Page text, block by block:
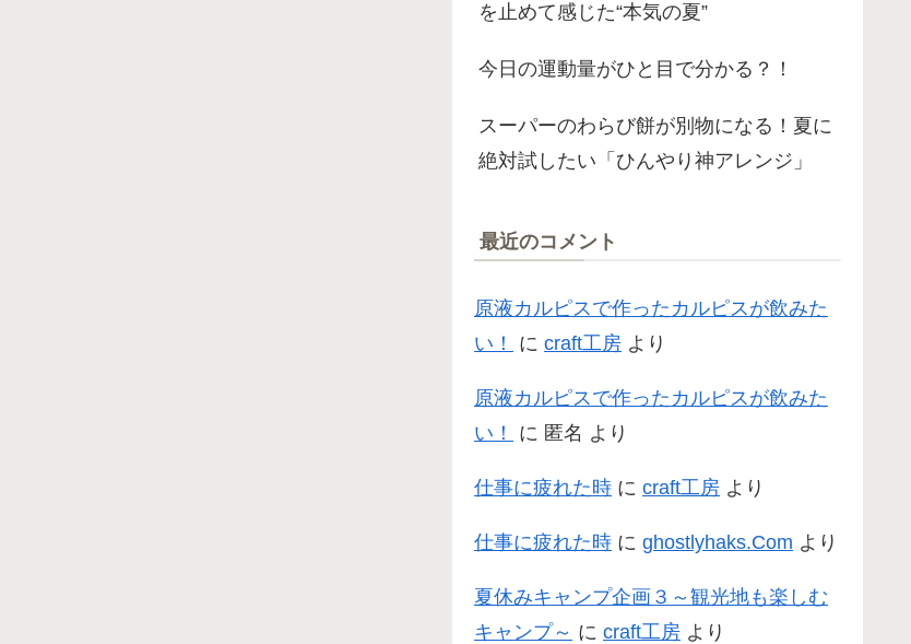
を止めて感じた“本気の夏”
今日の運動量がひと目で分かる？！
スーパーのわらび餅が別物になる！夏に
絶対試したい「ひんやり神アレンジ」
最近のコメント
原液カルピスで作ったカルピスが飲みた
い！
に craft工房 より
原液カルピスで作ったカルピスが飲みた
い！
に 匿名 より
仕事に疲れた時 に craft工房 より
仕事に疲れた時 に ghostlyhaks.Com より
夏休みキャンプ企画３～観光地も楽しむ
キャンプ～ に craft工房 より